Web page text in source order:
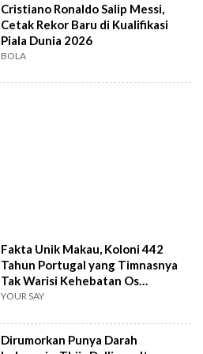
Cristiano Ronaldo Salip Messi,
Cetak Rekor Baru di Kualifikasi
Piala Dunia 2026
BOLA
Fakta Unik Makau, Koloni 442
Tahun Portugal yang Timnasnya
Tak Warisi Kehebatan Os
Navegadores
YOUR SAY
Dirumorkan Punya Darah